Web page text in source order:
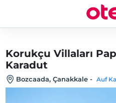
Korukçu Villaları
Karadut
Bozcaada, Çanakkale - Auf